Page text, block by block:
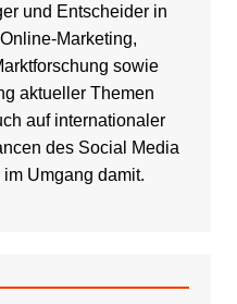
und Entscheider in
Marketing,
sowie
aktueller Themen
auf internationaler
des Social Media
Umgang damit.